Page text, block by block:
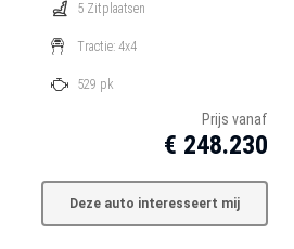
5 Zitplaatsen
Tractie: 4x4
529 pk
Prijs vanaf
€ 248.230
Deze auto interesseert mij